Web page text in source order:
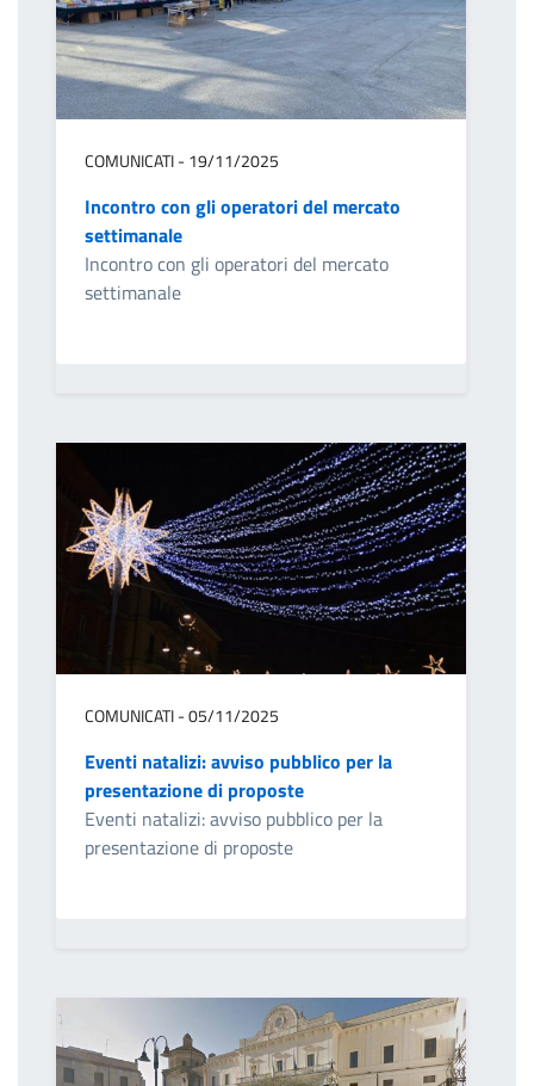
COMUNICATI - 19/11/2025
Incontro con gli operatori del mercato
settimanale
Incontro con gli operatori del mercato
settimanale
COMUNICATI - 05/11/2025
Eventi natalizi: avviso pubblico per la
presentazione di proposte
Eventi natalizi: avviso pubblico per la
presentazione di proposte